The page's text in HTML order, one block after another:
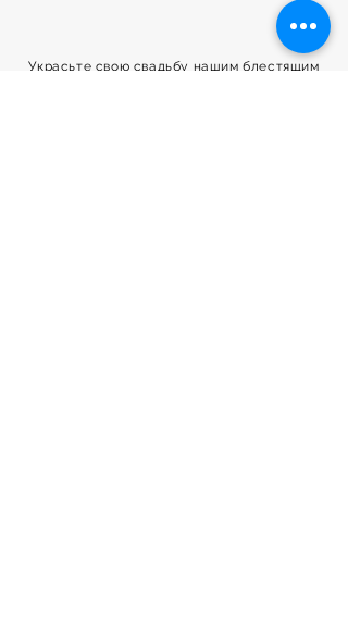
Украсьте свою свадьбу нашим блестящим